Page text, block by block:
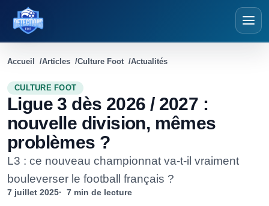
Détections Foot
Accueil Articles Culture Foot Actualités
CULTURE FOOT
Ligue 3 dès 2026 / 2027 :
nouvelle division, mêmes
problèmes ?
L3 : ce nouveau championnat va-t-il vraiment
bouleverser le football français ?
7 juillet 2025 7 min de lecture